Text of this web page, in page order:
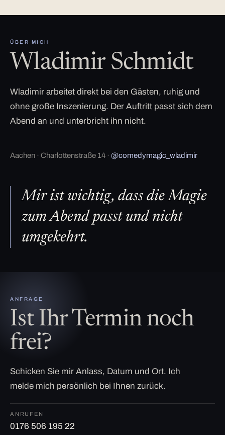
ÜBER MICH
Wladimir Schmidt
Wladimir arbeitet direkt bei den Gästen, ruhig und
ohne große Inszenierung. Der Auftritt passt sich dem
Abend an und unterbricht ihn nicht.
Aachen · Charlottenstraße 14 · @comedymagic_wladimir
Mir ist wichtig, dass die Magie
zum Abend passt und nicht
umgekehrt.
ANFRAGE
Ist Ihr Termin noch
frei?
Schicken Sie mir Anlass, Datum und Ort. Ich
melde mich persönlich bei Ihnen zurück.
ANRUFEN
0176 506 195 22